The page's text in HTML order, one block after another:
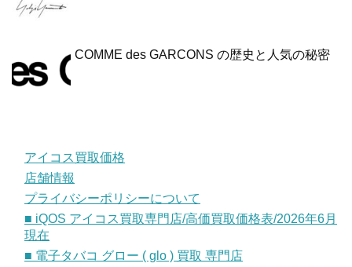
COMME des GARCONS の歴史と人気の秘密
アイコス買取価格
店舗情報
プライバシーポリシーについて
■ iQOS アイコス買取専門店/高価買取価格表/2026年6月
現在
■ 電子タバコ グロー ( glo ) 買取 専門店